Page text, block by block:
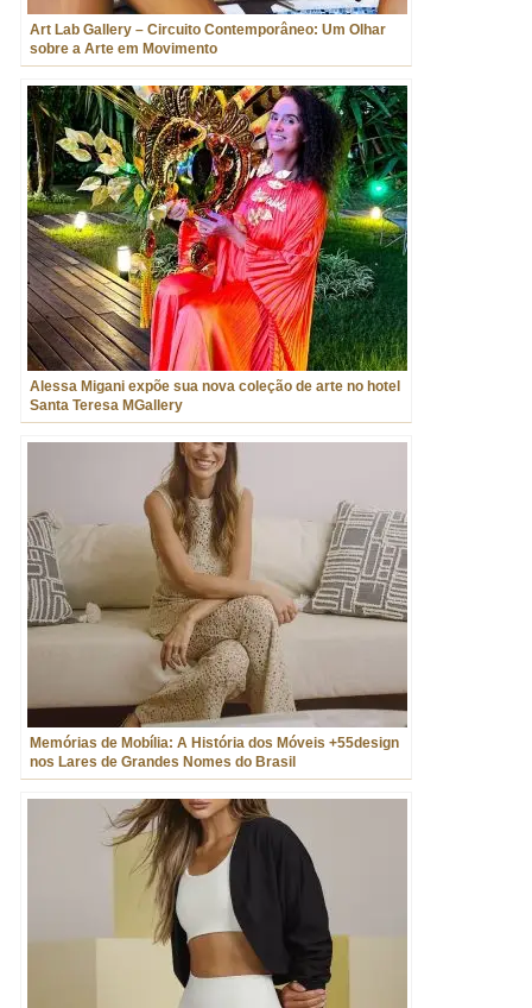
Art Lab Gallery – Circuito Contemporâneo: Um Olhar
sobre a Arte em Movimento
Alessa Migani expõe sua nova coleção de arte no hotel
Santa Teresa MGallery
Memórias de Mobília: A História dos Móveis +55design
nos Lares de Grandes Nomes do Brasil